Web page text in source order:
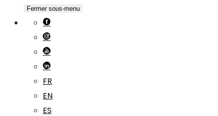
Fermer sous-menu
FR
EN
ES